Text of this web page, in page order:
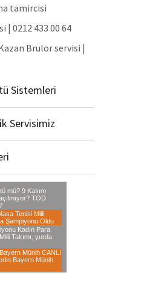
tamircisi
| 0212 433 00 64
Brulör servisi |
Sistemleri
Servisimiz